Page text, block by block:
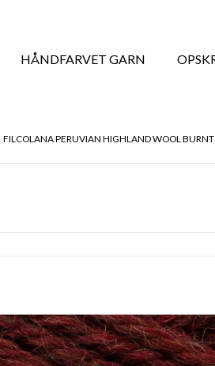
HÅNDFARVET GARN
FILCOLANA PERUVIAN HIGHLAND WOOL